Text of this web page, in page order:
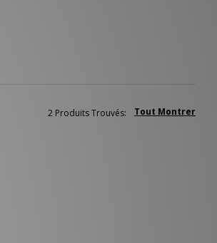
Tout Montrer
2 Produits Trouvés: